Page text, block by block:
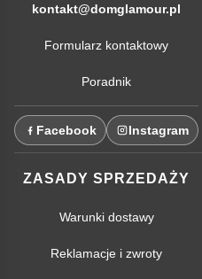
kontakt@domglamour.pl
Formularz kontaktowy
Poradnik
Facebook Instagram
ZASADY SPRZEDAŻY
Warunki dostawy
Reklamacje i zwroty